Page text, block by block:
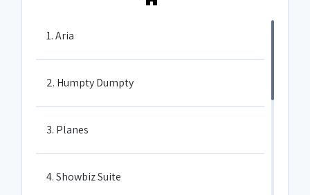
1. Aria
2. Humpty Dumpty
3. Planes
4. Showbiz Suite